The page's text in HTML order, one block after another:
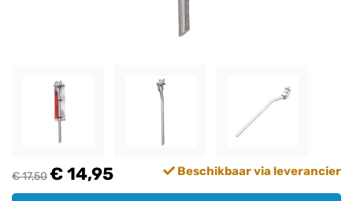
€ 17,50€ 14,95 Beschikbaar via leverancier